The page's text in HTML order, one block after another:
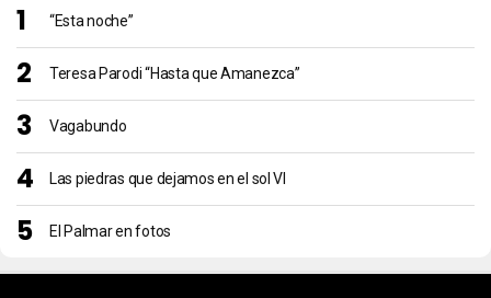
“Esta noche”
Teresa Parodi “Hasta que Amanezca”
Vagabundo
Las piedras que dejamos en el sol VI
El Palmar en fotos